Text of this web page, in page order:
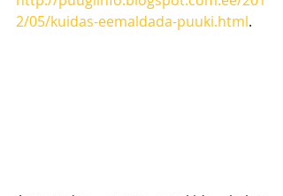
2/05/kuidas-eemaldada-puuki.html.